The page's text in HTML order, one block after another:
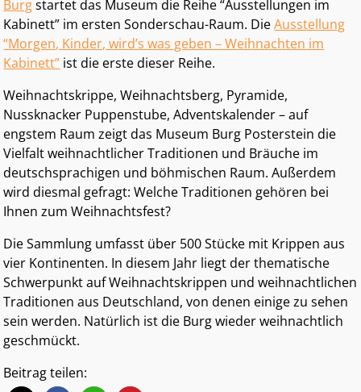
Burgstartet das Museum die Reihe “Ausstellungen im
Kabinett” im ersten Sonderschau-Raum. DieAusstellung
“Morgen, Kinder, wird’s was geben – Weihnachten im
Kabinett” ist die erste dieser Reihe.
Weihnachtskrippe, Weihnachtsberg, Pyramide,
Nussknacker Puppenstube, Adventskalender – auf
engstem Raum zeigt das Museum Burg Posterstein die
Vielfalt weihnachtlicher Traditionen und Bräuche im
deutschsprachigen und böhmischen Raum. Außerdem
wird diesmal gefragt: Welche Traditionen gehören bei
Ihnen zum Weihnachtsfest?
Die Sammlung umfasst über 500 Stücke mit Krippen aus
vier Kontinenten. In diesem Jahr liegt der thematische
Schwerpunkt auf Weihnachtskrippen und weihnachtlichen
Traditionen aus Deutschland, von denen einige zu sehen
sein werden. Natürlich ist die Burg wieder weihnachtlich
geschmückt.
Beitrag teilen: